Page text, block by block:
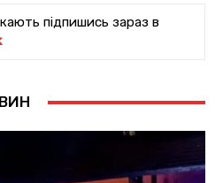
підпишись зараз в